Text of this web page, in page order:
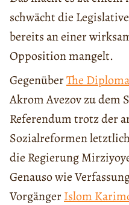
schwächt die
bereits an einer
Opposition mangelt.
GegenüberThe
Akrom Avezov zu dem
Referendum trotz der
Sozialreformen
die Regierung
Genauso wie
VorgängerIslom